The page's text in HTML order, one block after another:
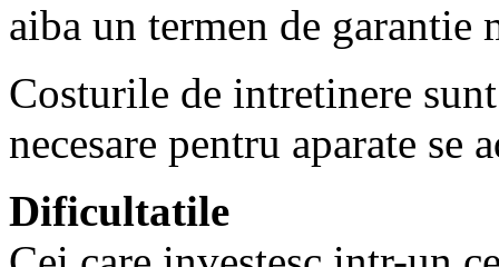
aiba un termen de garantie
Costurile de intretinere
necesare pentru aparate
Dificultatile